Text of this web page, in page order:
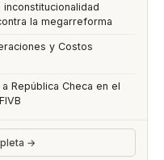
la megarreforma
y Costos
República Checa en el
→